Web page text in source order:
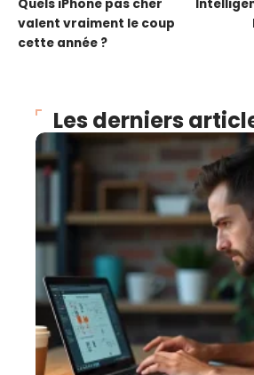
Quels iPhone pas cher
valent vraiment le coup
cette année ?
Les derniers